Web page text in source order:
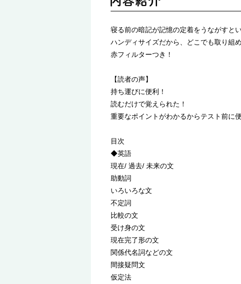
寝る前の暗記が記憶の定着をうながすと
ハンディサイズだから、どこでも取り組め
赤フィルターつき！
【読者の声】
持ち運びに便利！
読むだけで覚えられた！
重要なポイントがわかるからテスト前に便
目次
◆英語
現在/ 過去/ 未来の文
助動詞
いろいろな文
不定詞
比較の文
受け身の文
現在完了形の文
関係代名詞などの文
間接疑問文
仮定法